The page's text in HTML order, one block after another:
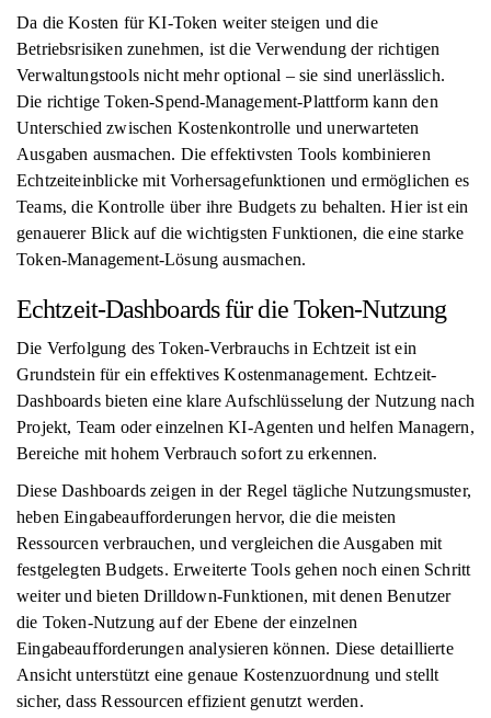
Da die Kosten für KI-Token weiter steigen und die
Betriebsrisiken zunehmen, ist die Verwendung der richtigen
Verwaltungstools nicht mehr optional – sie sind unerlässlich.
Die richtige Token-Spend-Management-Plattform kann den
Unterschied zwischen Kostenkontrolle und unerwarteten
Ausgaben ausmachen. Die effektivsten Tools kombinieren
Echtzeiteinblicke mit Vorhersagefunktionen und ermöglichen es
Teams, die Kontrolle über ihre Budgets zu behalten. Hier ist ein
genauerer Blick auf die wichtigsten Funktionen, die eine starke
Token-Management-Lösung ausmachen.
Echtzeit-Dashboards für die Token-Nutzung
Die Verfolgung des Token-Verbrauchs in Echtzeit ist ein
Grundstein für ein effektives Kostenmanagement. Echtzeit-
Dashboards bieten eine klare Aufschlüsselung der Nutzung nach
Projekt, Team oder einzelnen KI-Agenten und helfen Managern,
Bereiche mit hohem Verbrauch sofort zu erkennen.
Diese Dashboards zeigen in der Regel tägliche Nutzungsmuster,
heben Eingabeaufforderungen hervor, die die meisten
Ressourcen verbrauchen, und vergleichen die Ausgaben mit
festgelegten Budgets. Erweiterte Tools gehen noch einen Schritt
weiter und bieten Drilldown-Funktionen, mit denen Benutzer
die Token-Nutzung auf der Ebene der einzelnen
Eingabeaufforderungen analysieren können. Diese detaillierte
Ansicht unterstützt eine genaue Kostenzuordnung und stellt
sicher, dass Ressourcen effizient genutzt werden.